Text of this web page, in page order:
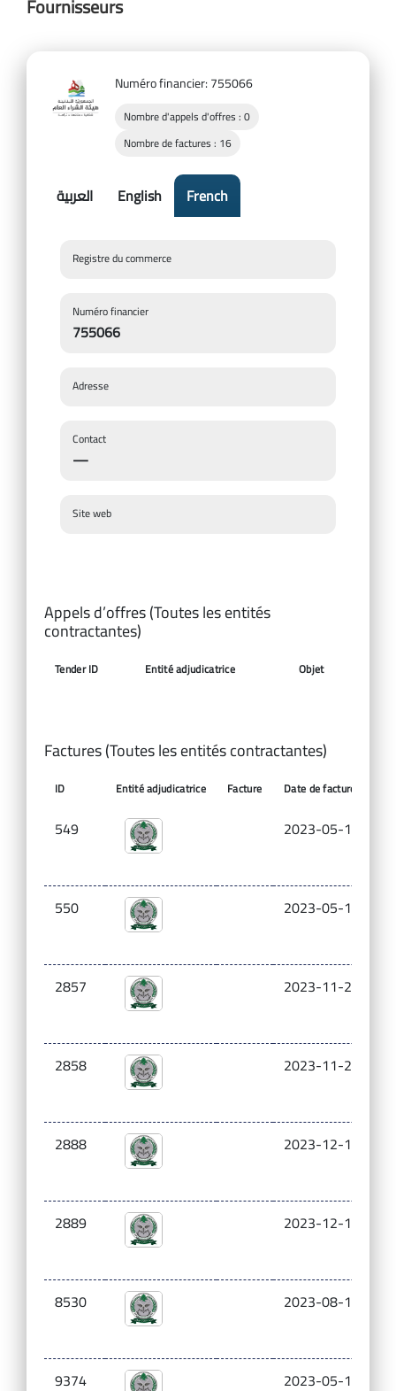
Fournisseurs
Numéro financier: 755066
Nombre d'appels d'offres : 0
Nombre de factures : 16
العربية English French
Registre du commerce
Numéro financier
755066
Adresse
Contact
—
Site web
Appels d’offres (Toutes les entités
contractantes)
Tender ID Entité adjudicatrice Objet
Factures (Toutes les entités contractantes)
ID Entité adjudicatrice Facture Date de facture
549 2023-05-16
550 2023-05-16
2857 2023-11-23
2858 2023-11-23
2888 2023-12-14
2889 2023-12-14
8530 2023-08-10
9374 2023-05-16